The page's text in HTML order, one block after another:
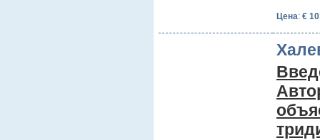
Цена: €